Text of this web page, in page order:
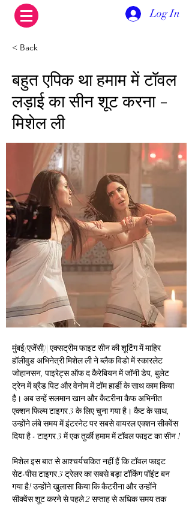
Log In
< Back
बहुत एपिक था हमाम में टॉवल
लड़ाई का सीन शूट करना -
मिशेल ली
मुंबई(एजेंसी)| एक्सट्रीम फाइट सीन की शूटिंग में माहिर
हॉलीवुड अभिनेत्री मिशेल ली ने ब्लैक विडो में स्कारलेट
जोहानसन, पाइरेट्स ऑफ द कैरेबियन में जॉनी डेप, बुलेट
ट्रेन में ब्रैड पिट और वेनोम में टॉम हार्डी के साथ काम किया
है। अब उन्हें सलमान खान और कैटरीना कैफ अभिनीत
एक्शन फिल्म टाइगर 3 के लिए चुना गया है। कैट के साथ,
उन्होंने लंबे समय में इंटरनेट पर सबसे वायरल एक्शन सीक्वेंस
दिया है - टाइगर 3 में एक तुर्की हमाम में टॉवल फाइट का सीन !
मिशेल इस बात से आश्चर्यचकित नहीं हैं कि टॉवल फाइट
सेट-पीस टाइगर 3 ट्रेलर का सबसे बड़ा टॉकिंग पॉइंट बन
गया है! उन्होंने खुलासा किया कि कैटरीना और उन्होंने
सीक्वेंस शूट करने से पहले 2 सप्ताह से अधिक समय तक